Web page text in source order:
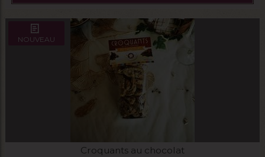
NOUVEAU
Croquants au chocolat